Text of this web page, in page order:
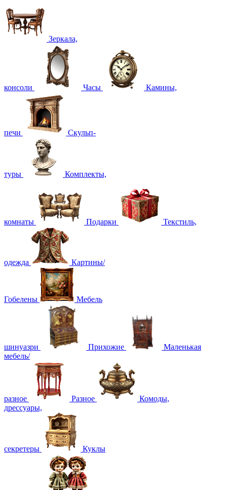
Зеркала,
консоли Часы Камины,
печи Скульп-
туры Комплекты,
комнаты Подарки Текстиль,
одежда Картины/
Гобелены Мебель
шинуазри Прихожие
Маленькая
мебель/
разное Разное
Комоды,
дрессуары,
секретеры Куклы